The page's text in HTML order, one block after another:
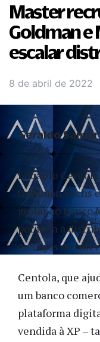
Master
Goldman e
escalar
8 de abril de 2022
Eduardo
Goldman Sachs
juntar ao Banco
por toda a
esforços de
Centola, que
um banco
plataforma
vendida à XP –
Geraldo Samor